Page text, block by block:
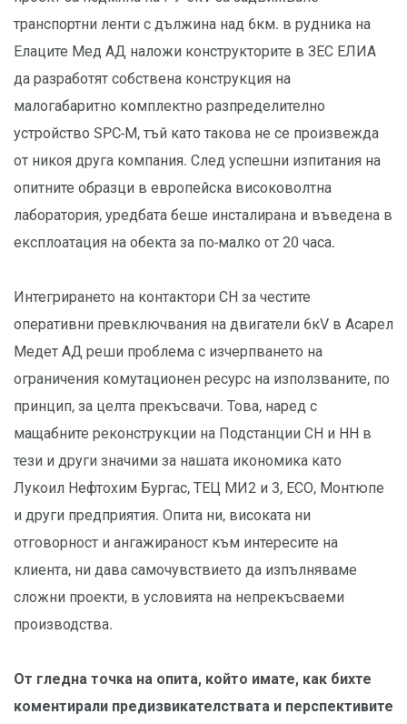
транспортни ленти с дължина над 6км. в рудника на
Елаците Мед АД наложи конструкторите в ЗЕС ЕЛИА
да разработят собствена конструкция на
малогабаритно комплектно разпределително
устройство SPC-М, тъй като такова не се произвежда
от никоя друга компания. След успешни изпитания на
опитните образци в европейска високоволтна
лаборатория, уредбата беше инсталирана и въведена в
експлоатация на обекта за по-малко от 20 часа.
Интегрирането на контактори СН за честите
оперативни превключвания на двигатели 6кV в Асарел
Медет АД реши проблема с изчерпването на
ограничения комутационен ресурс на използваните, по
принцип, за целта прекъсвачи. Това, наред с
мащабните реконструкции на Подстанции СН и НН в
тези и други значими за нашата икономика като
Лукоил Нефтохим Бургас, ТЕЦ МИ2 и 3, ЕСО, Монтюпе
и други предприятия. Опита ни, високата ни
отговорност и ангажираност към интересите на
клиента, ни дава самочувствието да изпълняваме
сложни проекти, в условията на непрекъсваеми
производства.
От гледна точка на опита, който имате, как бихте
коментирали предизвикателствата и перспективите